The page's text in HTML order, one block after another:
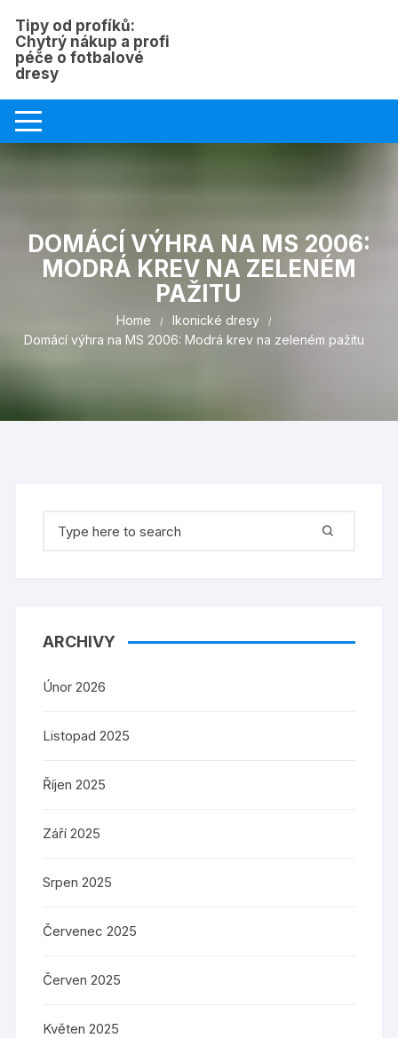
content
Tipy od profíků:
Chytrý nákup a profi
péče o fotbalové
dresy
DOMÁCÍ VÝHRA NA MS 2006:
MODRÁ KREV NA ZELENÉM
PAŽITU
Home
Ikonické dresy
Domácí výhra na MS 2006: Modrá krev na zeleném pažitu
for:
ARCHIVY
Únor 2026
Listopad 2025
Říjen 2025
Září 2025
Srpen 2025
Červenec 2025
Červen 2025
Květen 2025